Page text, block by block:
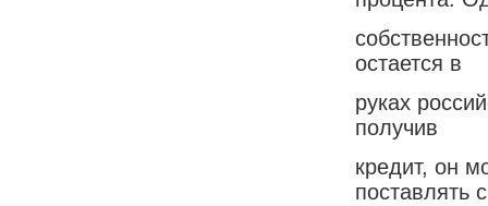
остается в
руках
получив
кредит, он
поставлять